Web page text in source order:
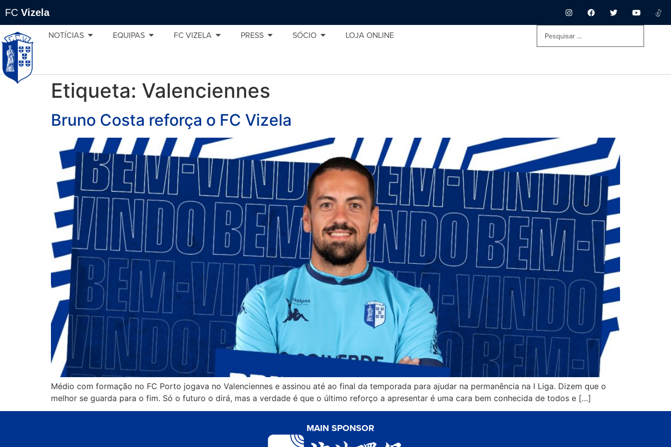
FC Vizela
NOTÍCIAS EQUIPAS FC VIZELA PRESS SÓCIO LOJA ONLINE
Etiqueta: Valenciennes
Bruno Costa reforça o FC Vizela
Médio com formação no FC Porto jogava no Valenciennes e assinou até ao final da temporada para ajudar na permanência na I Liga. Dizem que o
melhor se guarda para o fim. Só o futuro o dirá, mas a verdade é que o último reforço a apresentar é uma cara bem conhecida de todos e […]
MAIN SPONSOR